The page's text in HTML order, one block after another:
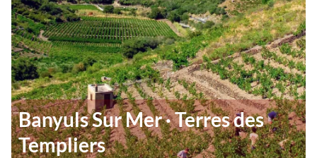
Banyuls Sur Mer · Terres des
Templiers